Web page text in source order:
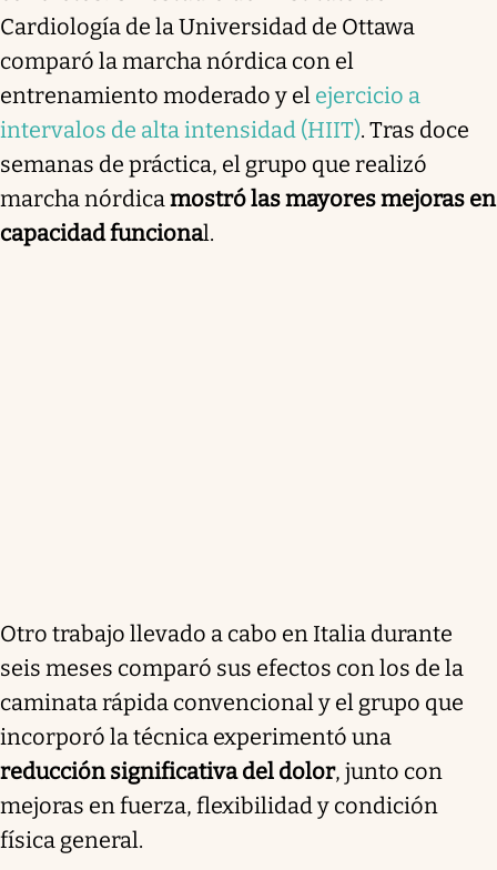
Cardiología de la Universidad de Ottawa
comparó la marcha nórdica con el
entrenamiento moderado y el ejercicio a
intervalos de alta intensidad (HIIT). Tras doce
semanas de práctica, el grupo que realizó
marcha nórdicamostró las mayores mejoras en
capacidad funcional.
Otro trabajo llevado a cabo en Italia durante
seis meses comparó sus efectos con los de la
caminata rápida convencional y el grupo que
incorporó la técnica experimentó una
reducción significativa del dolor, junto con
mejoras en fuerza, flexibilidad y condición
física general.